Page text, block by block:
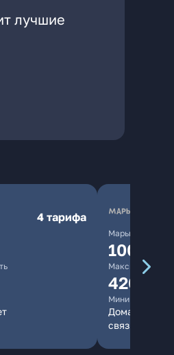
лучшие
4 тарифа
Марьино.нет
10000
Максимальная
420
Минимальная
Домашний
связь